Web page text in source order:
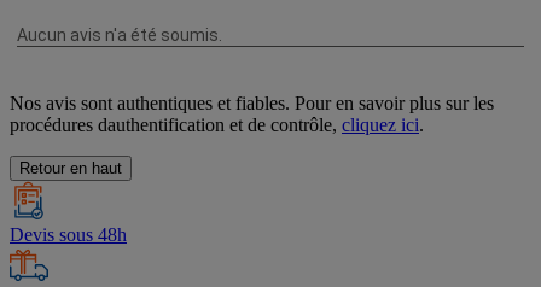
Nos avis sont authentiques et fiables. Pour en savoir plus sur les
procédures dauthentification et de contrôle, cliquez ici.
Retour en haut
Devis sous 48h